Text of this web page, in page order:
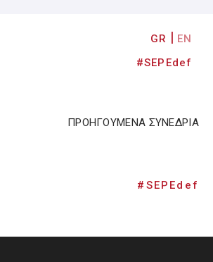
GR
EN
#SEPEdef
ΠΡΟΗΓΟΥΜΕΝΑ ΣΥΝΕΔΡΙΑ
#SEPEdef